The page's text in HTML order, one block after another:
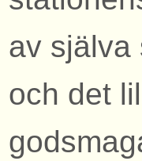
av själva
och det